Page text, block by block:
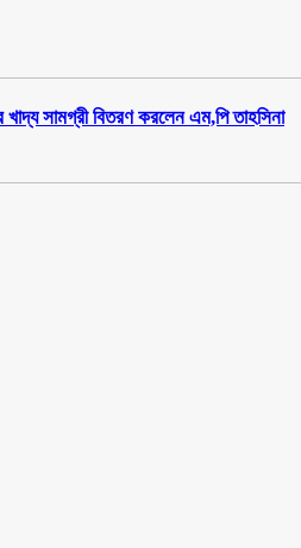
সামগ্রী বিতরণ করলেন এম,পি তাহসিনা